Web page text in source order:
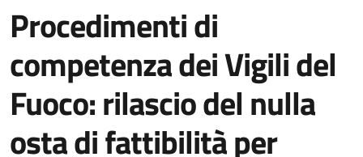
Procedimenti di
competenza dei Vigili del
Fuoco: rilascio del nulla
osta di fattibilità per